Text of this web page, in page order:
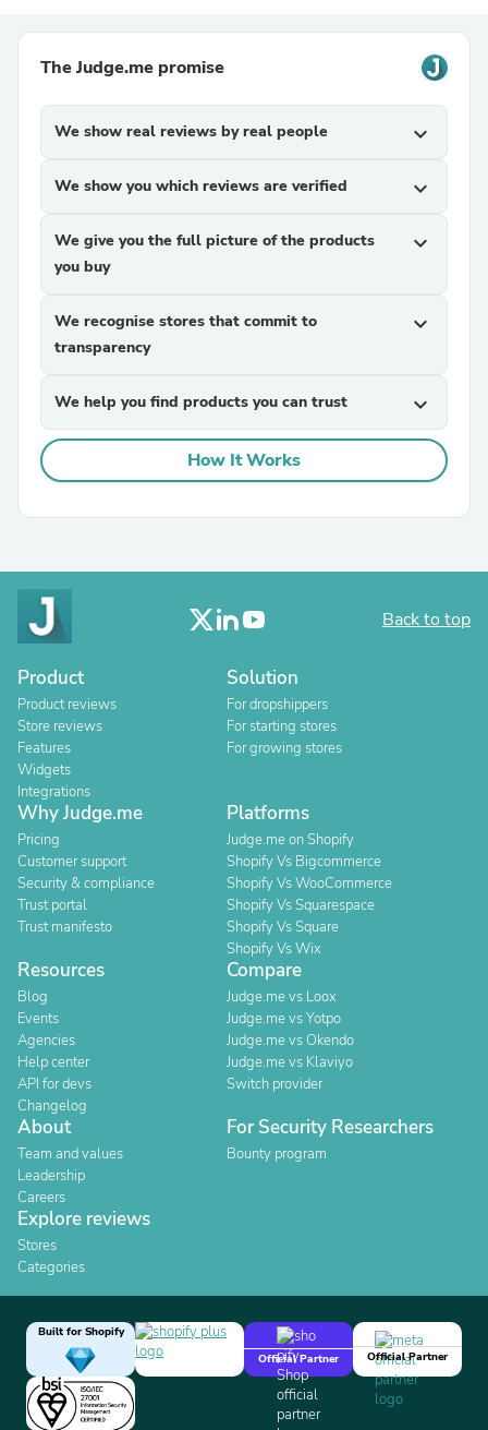
The Judge.me promise
We show real reviews by real people expand_more
We show you which reviews are verified expand_more
We give you the full picture of the products
you buy
expand_more
We recognise stores that commit to
transparency
expand_more
We help you find products you can trust expand_more
How It Works
Back to top
Product
Product reviews
Store reviews
Features
Widgets
Integrations
Solution
For dropshippers
For starting stores
For growing stores
Why Judge.me
Pricing
Customer support
Security & compliance
Trust portal
Trust manifesto
Platforms
Judge.me on Shopify
Shopify Vs Bigcommerce
Shopify Vs WooCommerce
Shopify Vs Squarespace
Shopify Vs Square
Shopify Vs Wix
Resources
Blog
Events
Agencies
Help center
API for devs
Changelog
Compare
Judge.me vs Loox
Judge.me vs Yotpo
Judge.me vs Okendo
Judge.me vs Klaviyo
Switch provider
About
Team and values
Leadership
Careers
For Security Researchers
Bounty program
Explore reviews
Stores
Categories
Built for Shopify
Official Partner
Official Partner